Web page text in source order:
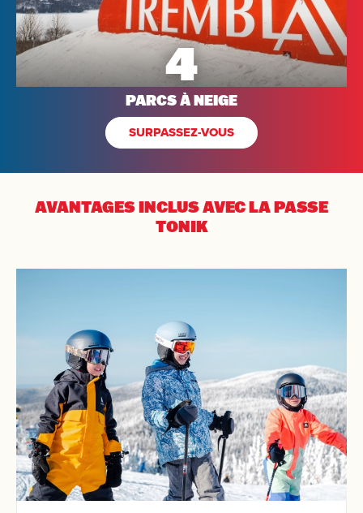
4
PARCS À NEIGE
SURPASSEZ-VOUS
AVANTAGES INCLUSAVEC LA PASSE
TONIK
Enfants
RECHERCHEZ